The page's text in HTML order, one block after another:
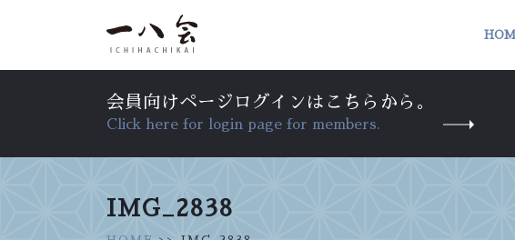
会員向けページログインはこちらから。
Click here for login page for members.
IMG_2838